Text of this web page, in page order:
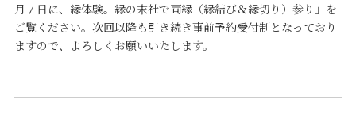
月７日に、縁体験。縁の末社で両縁（縁結び＆縁切り）参り」を
ご覧ください。次回以降も引き続き事前予約受付制となっており
ますので、よろしくお願いいたします。